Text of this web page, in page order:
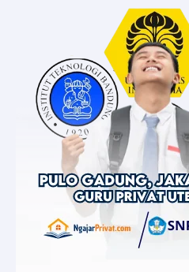
Price
range:
through
Gadung,
dengan